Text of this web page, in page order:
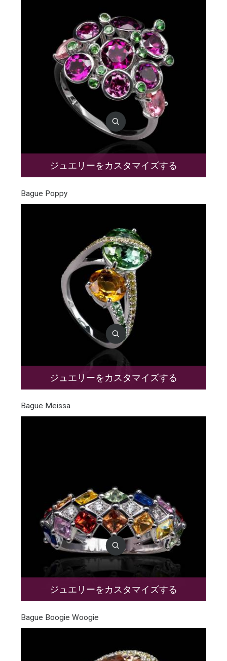
ジュエリーをカスタマイズする
Bague Poppy
ジュエリーをカスタマイズする
Bague Meissa
ジュエリーをカスタマイズする
Bague Boogie Woogie